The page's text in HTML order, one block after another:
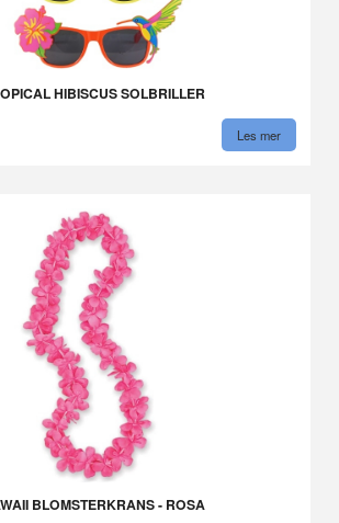
HIBISCUS SOLBRILLER
Les mer
BLOMSTERKRANS - ROSA